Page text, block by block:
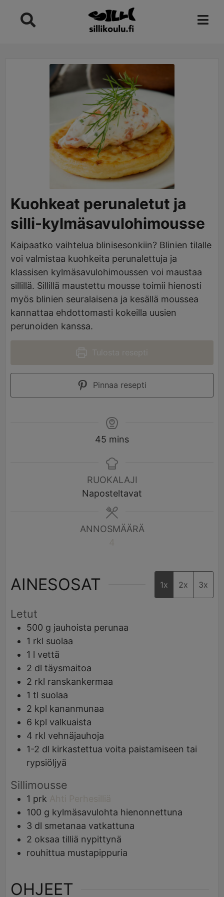
Kuohkeat perunaletut ja
silli-kylmäsavulohimousse
Kaipaatko vaihtelua blinisesonkiin? Blinien tilalle
voi valmistaa kuohkeita perunalettuja ja
klassisen kylmäsavulohimoussen voi maustaa
sillillä. Sillillä maustettu mousse toimii hienosti
myös blinien seuralaisena ja kesällä moussea
kannattaa ehdottomasti kokeilla uusien
perunoiden kanssa.
Pinnaa resepti
45 mins
RUOKALAJI
Naposteltavat
ANNOSMÄÄRÄ
AINESOSAT 1x 2x 3x
Letut
500 g jauhoista perunaa
1 rkl suolaa
1 l vettä
2 dl täysmaitoa
2 rkl ranskankermaa
1 tl suolaa
2 kpl kananmunaa
6 kpl valkuaista
4 rkl vehnäjauhoja
1-2 dl kirkastettua voita paistamiseen tai
rypsiöljyä
Sillimousse
1 prk
100 g kylmäsavulohta hienonnettuna
3 dl smetanaa vatkattuna
2 oksaa tilliä nypittynä
rouhittua mustapippuria
OHJEET